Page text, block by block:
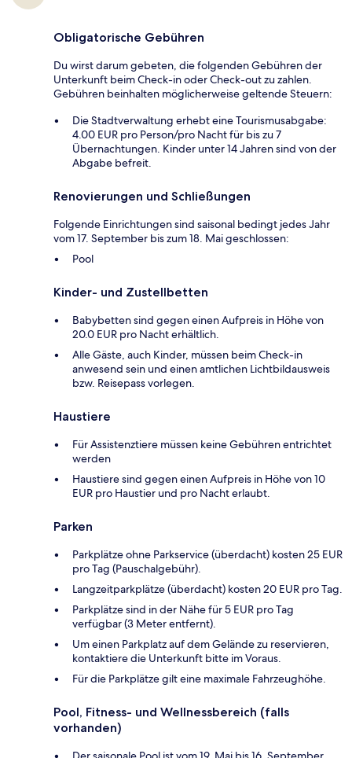
Obligatorische Gebühren
Du wirst darum gebeten, die folgenden Gebühren der
Unterkunft beim Check-in oder Check-out zu zahlen.
Gebühren beinhalten möglicherweise geltende Steuern:
Die Stadtverwaltung erhebt eine Tourismusabgabe:
4.00 EUR pro Person/pro Nacht für bis zu 7
Übernachtungen. Kinder unter 14 Jahren sind von der
Abgabe befreit.
Renovierungen und Schließungen
Folgende Einrichtungen sind saisonal bedingt jedes Jahr
vom 17. September bis zum 18. Mai geschlossen:
Pool
Kinder- und Zustellbetten
Babybetten sind gegen einen Aufpreis in Höhe von
20.0 EUR pro Nacht erhältlich.
Alle Gäste, auch Kinder, müssen beim Check-in
anwesend sein und einen amtlichen Lichtbildausweis
bzw. Reisepass vorlegen.
Haustiere
Für Assistenztiere müssen keine Gebühren entrichtet
werden
Haustiere sind gegen einen Aufpreis in Höhe von 10
EUR pro Haustier und pro Nacht erlaubt.
Parken
Parkplätze ohne Parkservice (überdacht) kosten 25 EUR
pro Tag (Pauschalgebühr).
Langzeitparkplätze (überdacht) kosten 20 EUR pro Tag.
Parkplätze sind in der Nähe für 5 EUR pro Tag
verfügbar (3 Meter entfernt).
Um einen Parkplatz auf dem Gelände zu reservieren,
kontaktiere die Unterkunft bitte im Voraus.
Für die Parkplätze gilt eine maximale Fahrzeughöhe.
Pool, Fitness- und Wellnessbereich (falls
vorhanden)